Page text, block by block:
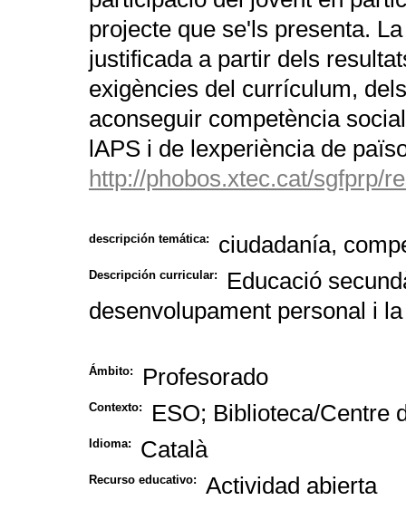
projecte que se'ls presenta.
justificada a partir dels
exigències del currículum,
aconseguir competència
lAPS i de lexperiència de
http://phobos.xtec.cat/sgfprp/
descripción temática: ciudadanía,
Descripción curricular:
Educació
desenvolupament personal i
Ámbito: Profesorado
Contexto: ESO; Biblioteca/Centre
Idioma: Català
Recurso educativo: Actividad abierta